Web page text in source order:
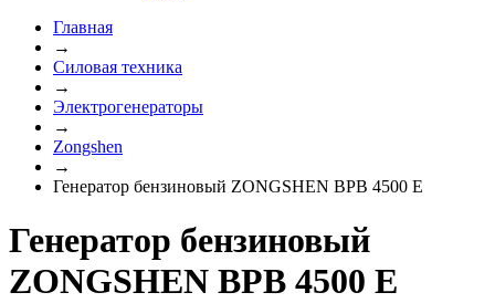
Главная
→
Силовая техника
→
Электрогенераторы
→
Zongshen
→
Генератор бензиновый ZONGSHEN BPB 4500 E
Генератор бензиновый
ZONGSHEN BPB 4500 E